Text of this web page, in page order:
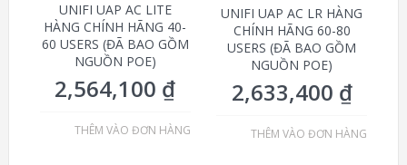
UNIFI UAP AC LITE
HÀNG CHÍNH HÃNG 40-
60 USERS (ĐÃ BAO GỒM
NGUỒN POE)
2,564,100 ₫
THÊM VÀO ĐƠN HÀNG
UNIFI UAP AC LR HÀNG
CHÍNH HÃNG 60-80
USERS (ĐÃ BAO GỒM
NGUỒN POE)
2,633,400 ₫
THÊM VÀO ĐƠN HÀNG